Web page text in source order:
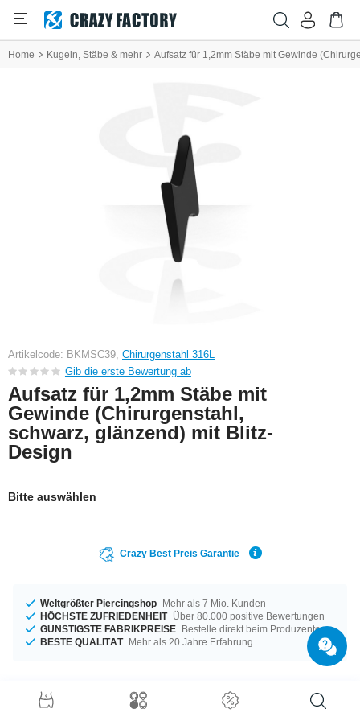
Home Kugeln, Stäbe & mehr Aufsatz für 1,2mm Stäbe mit Gewinde
Artikelcode: BKMSC39, Chirurgenstahl 316L
Gib die erste Bewertung ab
Aufsatz für 1,2mm Stäbe mit
Gewinde (Chirurgenstahl,
schwarz, glänzend) mit Blitz-
Design
Bitte auswählen
Crazy Best Preis Garantie
Weltgrößter Piercingshop Mehr als 7 Mio. Kunden
HÖCHSTE ZUFRIEDENHEIT Über 80.000 positive Bewertungen
GÜNSTIGSTE FABRIKPREISE Bestelle direkt beim Produzenten
BESTE QUALITÄT Mehr als 20 Jahre Erfahrung